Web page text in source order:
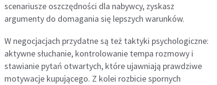
scenariusze oszczędności dla nabywcy, zyskasz
argumenty do domagania się lepszych warunków.
W negocjacjach przydatne są też taktyki psychologiczne:
aktywne słuchanie, kontrolowanie tempa rozmowy i
stawianie pytań otwartych, które ujawniają prawdziwe
motywacje kupującego. Z kolei rozbicie spornych